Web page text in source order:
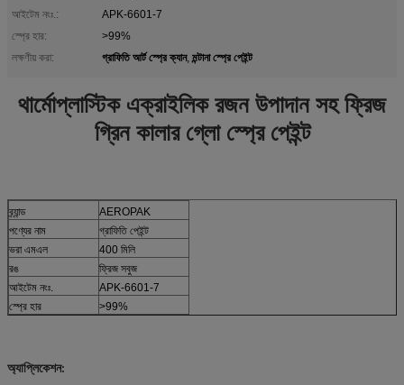
আইটেম নংঃ.:
APK-6601-7
স্প্রে হার:
>99%
লক্ষণীয় করা:
গ্রাফিতি আর্ট স্প্রে ক্যান, মন্টানা স্প্রে পেইন্ট
থার্মোপ্লাস্টিক এক্রাইলিক রজন উপাদান সহ ফ্রিজ
গ্রিন কালার গ্লো স্প্রে পেইন্ট
ব্র্যান্ড
AEROPAK
পণ্যের নাম
গ্রাফিতি পেইন্ট
ভরা এমএল
400 মিলি
রঙ
ফ্রিজ সবুজ
আইটেম নংঃ.
APK-6601-7
স্প্রে হার
>99%
অ্যাপ্লিকেশন: